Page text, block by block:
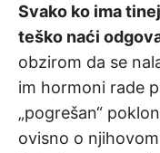
Svako ko ima
teško naći
obzirom da se
im hormoni rade
„pogrešan“
ovisno o